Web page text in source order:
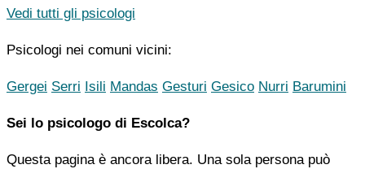
Vedi tutti gli psicologi
Psicologi nei comuni vicini:
Gergei Serri Isili Mandas Gesturi Gesico Nurri Barumini
Sei lo psicologo di Escolca?
Questa pagina è ancora libera. Una sola persona può